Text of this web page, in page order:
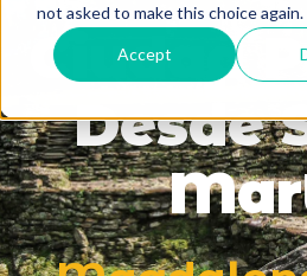
not asked to make this choice again.
Accept
Ciudad
Desde